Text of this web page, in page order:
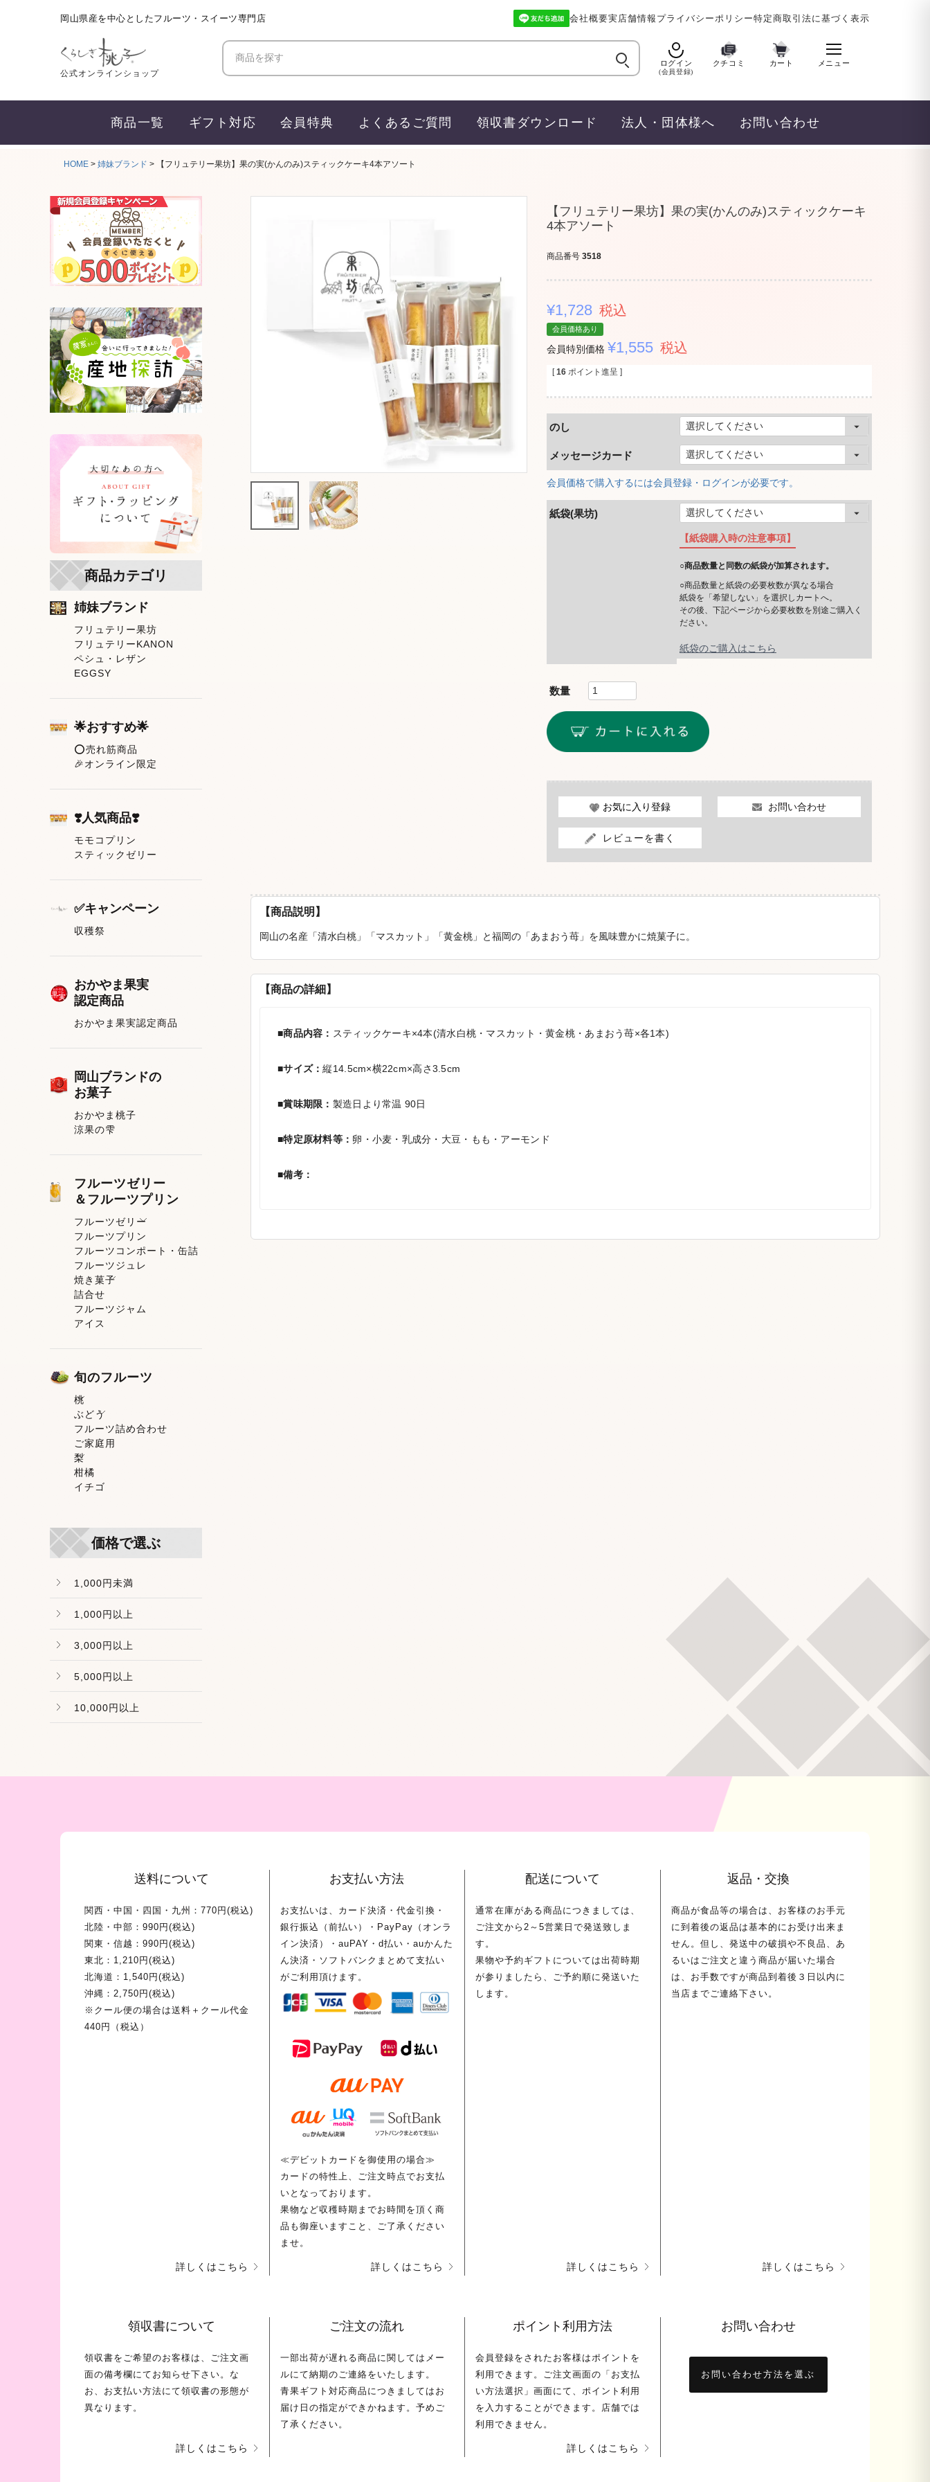
岡山県産を中心としたフルーツ・スイーツ専門店 会社概要実店舗情報 プライバシーポリシー特定商取引法に基づく表示
公式オンラインショップ
商品を探す ログイン
(会員登録)
クチコミ カート メニュー
商品一覧 ギフト対応 会員特典 よくあるご質問 領収書ダウンロード 法人・団体様へ お問い合わせ
HOME 姉妹ブランド 【フリュテリー果坊】果の実(かんのみ)スティックケーキ4本アソート
商品カテゴリ
姉妹ブランド
フリュテリー果坊
フリュテリーKANON
ペシュ・レザン
EGGSY
🌟おすすめ🌟
⭕売れ筋商品
🎉オンライン限定
❣️人気商品❣️
モモコプリン
スティックゼリー
✅キャンペーン
収穫祭
おかやま果実
認定商品
おかやま果実認定商品
岡山ブランドの
お菓子
おかやま桃子
涼果の雫
フルーツゼリー
＆フルーツプリン
フルーツゼリー
フルーツゼリー一覧
果肉入りタイプ
ピューレタイプ
スティックゼリータイプ
トマトゼリー
フルーツプリン
フルーツコンポート・缶詰
フルーツジュレ
焼き菓子
焼き菓子一覧
洋菓子
和菓子
詰合せ
フルーツジャム
アイス
旬のフルーツ
桃
桃一覧
白鳳
清水白桃
白麗
白皇
冬美白
ぶどう
ぶどう一覧
シャインマスカット
フルーツ詰め合わせ
ご家庭用
梨
梨一覧
柑橘
イチゴ
価格で選ぶ
1,000円未満
1,000円以上
3,000円以上
5,000円以上
10,000円以上
【フリュテリー果坊】果の実(かんのみ)スティックケーキ
4本アソート
商品番号 3518
¥1,728 税込
会員価格あり
会員特別価格 ¥1,555 税込
[ 16 ポイント進呈 ]
のし
メッセージカード
会員価格で購入するには会員登録・ログインが必要です。
紙袋(果坊)
【紙袋購入時の注意事項】
○商品数量と同数の紙袋が加算されます。
○商品数量と紙袋の必要枚数が異なる場合
紙袋を「希望しない」を選択しカートへ。
その後、下記ページから必要枚数を別途ご購入く
ださい。
紙袋のご購入はこちら
お気に入り登録 お問い合わせ
レビューを書く
【商品説明】
岡山の名産「清水白桃」「マスカット」「黄金桃」と福岡の「あまおう苺」を風味豊かに焼菓子に。
【商品の詳細】
■商品内容： スティックケーキ×4本(清水白桃・マスカット・黄金桃・あまおう苺×各1本)
■サイズ：縦14.5cm×横22cm×高さ3.5cm
■賞味期限： 製造日より常温 90日
■特定原材料等： 卵・小麦・乳成分・大豆・もも・アーモンド
■備考：
送料について
関西・中国・四国・九州：770円(税込)
北陸・中部：990円(税込)
関東・信越：990円(税込)
東北：1,210円(税込)
北海道：1,540円(税込)
沖縄：2,750円(税込)
※クール便の場合は送料＋クール代金
440円（税込）
詳しくはこちら
お支払い方法
お支払いは、カード決済・代金引換・
銀行振込（前払い）・PayPay（オンラ
イン決済）・auPAY・d払い・auかんた
ん決済・ソフトバンクまとめて支払い
がご利用頂けます。
≪デビットカードを御使用の場合≫
カードの特性上、ご注文時点でお支払
いとなっております。
果物など収穫時期までお時間を頂く商
品も御座いますこと、ご了承ください
ませ。
詳しくはこちら
配送について
通常在庫がある商品につきましては、
ご注文から2～5営業日で発送致しま
す。
果物や予約ギフトについては出荷時期
が参りましたら、ご予約順に発送いた
します。
詳しくはこちら
返品・交換
商品が食品等の場合は、お客様のお手元
に到着後の返品は基本的にお受け出来ま
せん。但し、発送中の破損や不良品、あ
るいはご注文と違う商品が届いた場合
は、お手数ですが商品到着後３日以内に
当店までご連絡下さい。
詳しくはこちら
領収書について
領収書をご希望のお客様は、ご注文画
面の備考欄にてお知らせ下さい。な
お、お支払い方法にて領収書の形態が
異なります。
詳しくはこちら
ご注文の流れ
一部出荷が遅れる商品に関してはメー
ルにて納期のご連絡をいたします。
青果ギフト対応商品につきましてはお
届け日の指定ができかねます。予めご
了承ください。
ポイント利用方法
会員登録をされたお客様はポイントを
利用できます。ご注文画面の「お支払
い方法選択」画面にて、ポイント利用
を入力することができます。店舗では
利用できません。
詳しくはこちら
お問い合わせ
お問い合わせ方法を選ぶ